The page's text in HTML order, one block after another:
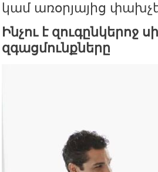
կամ առօրյայից
Ինչու է
զգացմունքները